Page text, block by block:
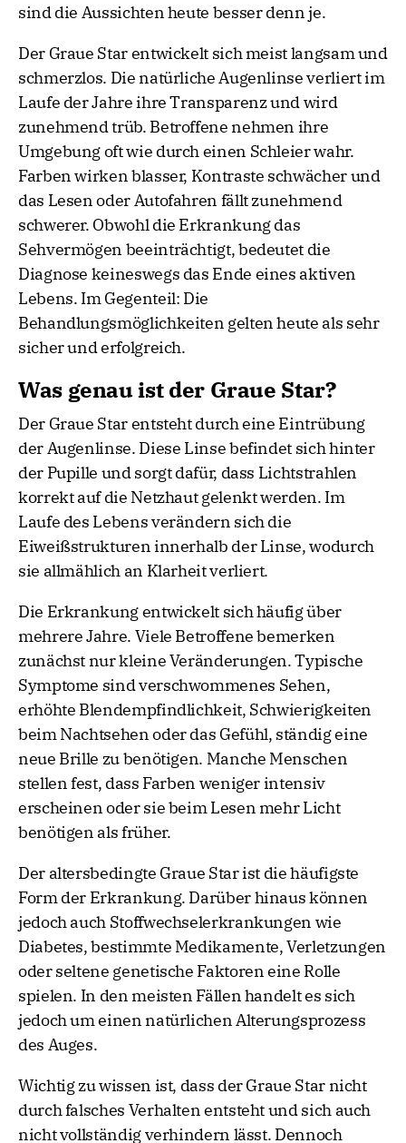
sind die Aussichten heute besser denn je.
Der Graue Star entwickelt sich meist langsam und
schmerzlos. Die natürliche Augenlinse verliert im
Laufe der Jahre ihre Transparenz und wird
zunehmend trüb. Betroffene nehmen ihre
Umgebung oft wie durch einen Schleier wahr.
Farben wirken blasser, Kontraste schwächer und
das Lesen oder Autofahren fällt zunehmend
schwerer. Obwohl die Erkrankung das
Sehvermögen beeinträchtigt, bedeutet die
Diagnose keineswegs das Ende eines aktiven
Lebens. Im Gegenteil: Die
Behandlungsmöglichkeiten gelten heute als sehr
sicher und erfolgreich.
Was genau ist der Graue Star?
Der Graue Star entsteht durch eine Eintrübung
der Augenlinse. Diese Linse befindet sich hinter
der Pupille und sorgt dafür, dass Lichtstrahlen
korrekt auf die Netzhaut gelenkt werden. Im
Laufe des Lebens verändern sich die
Eiweißstrukturen innerhalb der Linse, wodurch
sie allmählich an Klarheit verliert.
Die Erkrankung entwickelt sich häufig über
mehrere Jahre. Viele Betroffene bemerken
zunächst nur kleine Veränderungen. Typische
Symptome sind verschwommenes Sehen,
erhöhte Blendempfindlichkeit, Schwierigkeiten
beim Nachtsehen oder das Gefühl, ständig eine
neue Brille zu benötigen. Manche Menschen
stellen fest, dass Farben weniger intensiv
erscheinen oder sie beim Lesen mehr Licht
benötigen als früher.
Der altersbedingte Graue Star ist die häufigste
Form der Erkrankung. Darüber hinaus können
jedoch auch Stoffwechselerkrankungen wie
Diabetes, bestimmte Medikamente, Verletzungen
oder seltene genetische Faktoren eine Rolle
spielen. In den meisten Fällen handelt es sich
jedoch um einen natürlichen Alterungsprozess
des Auges.
Wichtig zu wissen ist, dass der Graue Star nicht
durch falsches Verhalten entsteht und sich auch
nicht vollständig verhindern lässt. Dennoch